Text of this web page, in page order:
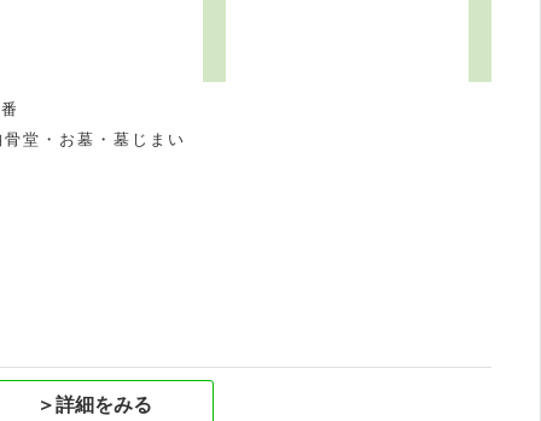
堂・お墓・墓じまい
＞詳細をみる